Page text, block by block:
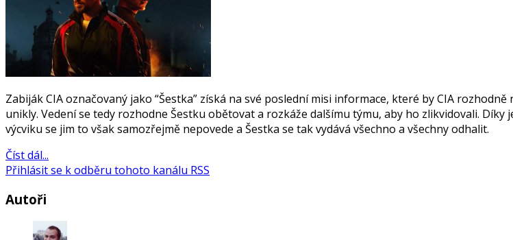
Zabiják CIA označovaný jako “Šestka” získá na své poslední misi informace, které by CIA rozhodně
unikly. Vedení se tedy rozhodne Šestku obětovat a rozkáže dalšímu týmu, aby ho zlikvidovali. Díky
výcviku se jim to však samozřejmě nepovede a Šestka se tak vydává všechno a všechny odhalit.
Číst dál...
Přihlásit se k odběru tohoto kanálu RSS
Autoři